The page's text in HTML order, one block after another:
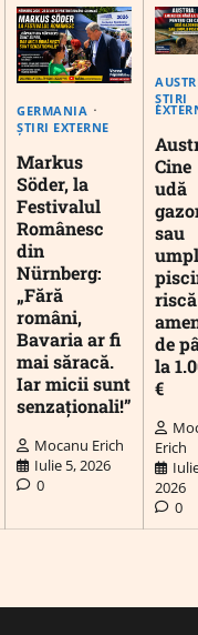
GERMANIA
ȘTIRI EXTERNE
Markus
Söder, la
Festivalul
Românesc
din
Nürnberg:
„Fără
români,
Bavaria ar fi
mai săracă.
Iar micii sunt
senzaționali!”
Mocanu Erich
Iulie 5, 2026
0
ȘTIRI
Cine
udă
sau
riscă
de
la
€
Erich
2026
0